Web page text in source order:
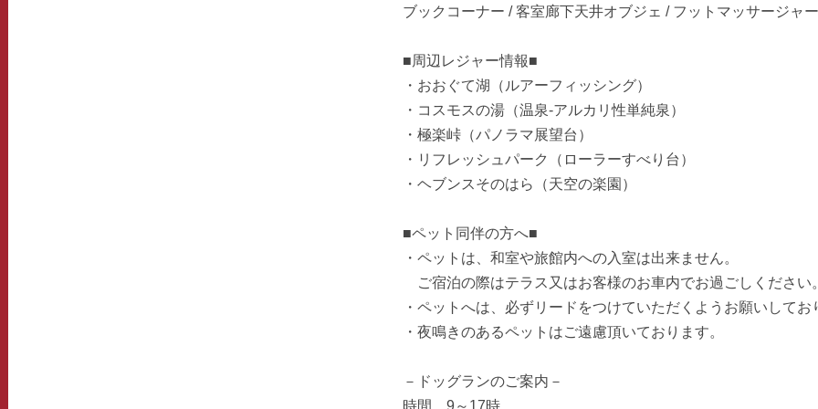
ブックコーナー / 客室廊下天井オブジェ / フットマッサージャー
■周辺レジャー情報■
・おおぐて湖（ルアーフィッシング）
・コスモスの湯（温泉-アルカリ性単純泉）
・極楽峠（パノラマ展望台）
・リフレッシュパーク（ローラーすべり台）
・ヘブンスそのはら（天空の楽園）
■ペット同伴の方へ■
・ペットは、和室や旅館内への入室は出来ません。
ご宿泊の際はテラス又はお客様のお車内でお過ごしください。
・ペットへは、必ずリードをつけていただくようお願いしてお
・夜鳴きのあるペットはご遠慮頂いております。
－ドッグランのご案内－
時間 9～17時